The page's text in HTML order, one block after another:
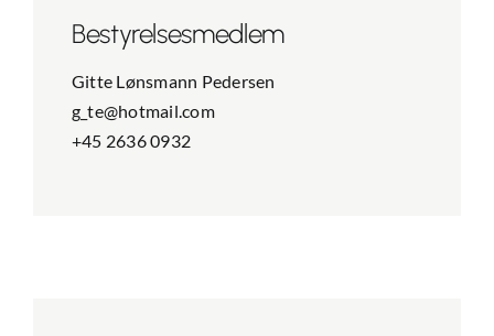
Bestyrelses­­medlem
Gitte Lønsmann Pedersen
g_te@hotmail.com
+45 2636 0932